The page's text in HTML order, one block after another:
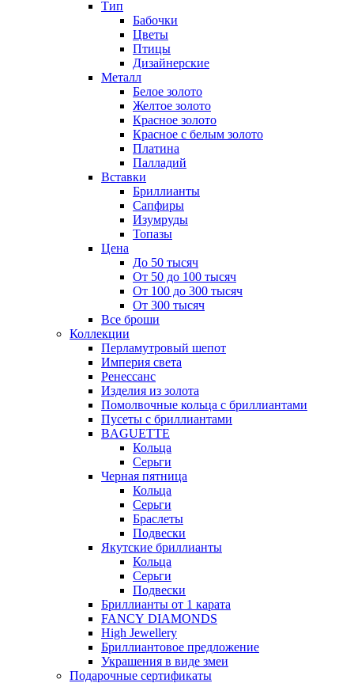
Тип
Бабочки
Цветы
Птицы
Дизайнерские
Металл
Белое золото
Желтое золото
Красное золото
Красное с белым золото
Платина
Палладий
Вставки
Бриллианты
Сапфиры
Изумруды
Топазы
Цена
До 50 тысяч
От 50 до 100 тысяч
От 100 до 300 тысяч
От 300 тысяч
Все броши
Коллекции
Перламутровый шепот
Империя света
Ренессанс
Изделия из золота
Помолвочные кольца с бриллиантами
Пусеты с бриллиантами
BAGUETTE
Кольца
Серьги
Черная пятница
Кольца
Серьги
Браслеты
Подвески
Якутские бриллианты
Кольца
Серьги
Подвески
Бриллианты от 1 карата
FANCY DIAMONDS
High Jewellery
Бриллиантовое предложение
Украшения в виде змеи
Подарочные сертификаты